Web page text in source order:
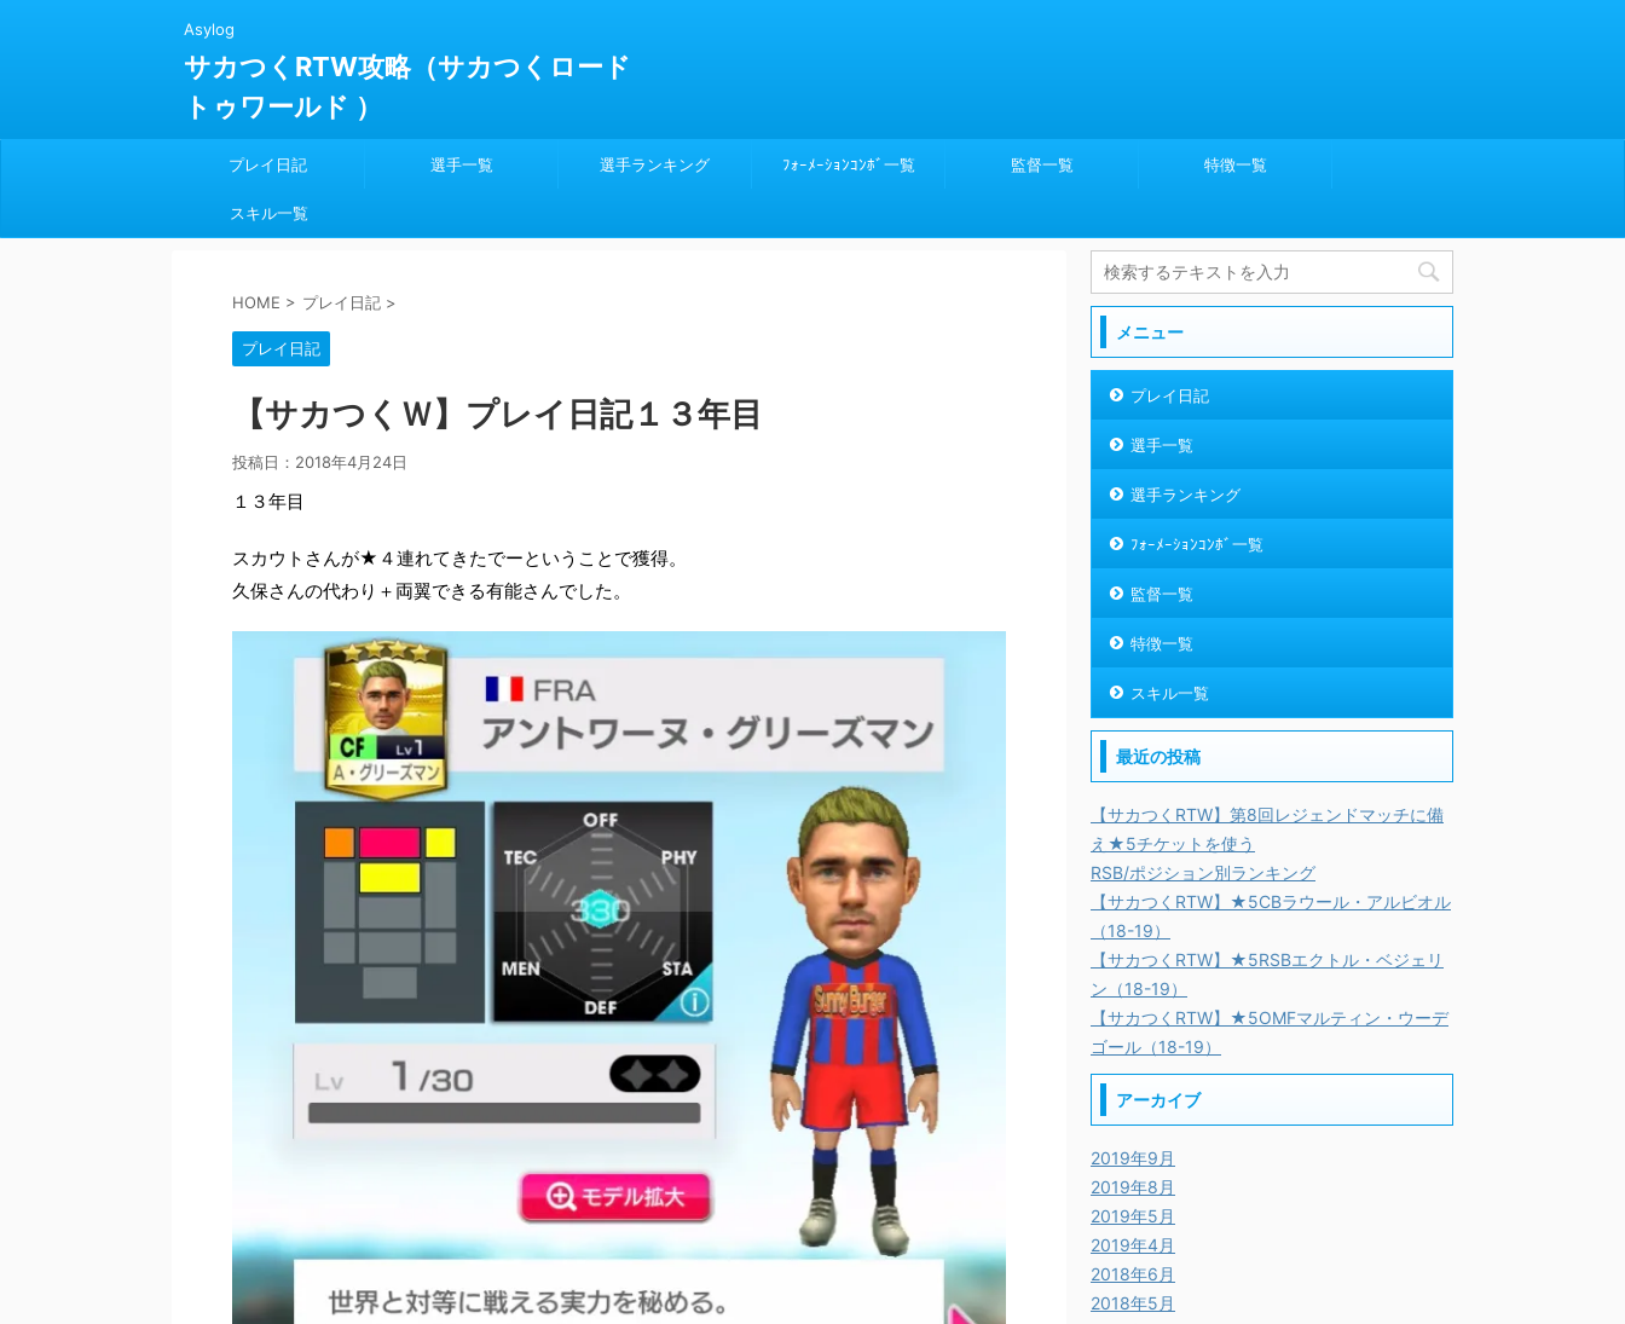
Asylog
サカつくRTW攻略（サカつくロード
トゥワールド ）
プレイ日記 選手一覧 選手ランキング ﾌｫｰﾒｰｼｮﾝｺﾝﾎﾞ一覧 監督一覧 特徴一覧
スキル一覧
HOME > プレイ日記 >
プレイ日記
【サカつくＷ】プレイ日記１３年目
投稿日： 2018年4月24日
１３年目
スカウトさんが★４連れてきたでーということで獲得。
久保さんの代わり＋両翼できる有能さんでした。
メニュー
プレイ日記
選手一覧
選手ランキング
ﾌｫｰﾒｰｼｮﾝｺﾝﾎﾞ一覧
監督一覧
特徴一覧
スキル一覧
最近の投稿
【サカつくRTW】第8回レジェンドマッチに備
え★5チケットを使う
RSB/ポジション別ランキング
【サカつくRTW】★5CBラウール・アルビオル
（18-19）
【サカつくRTW】★5RSBエクトル・ベジェリ
ン（18-19）
【サカつくRTW】★5OMFマルティン・ウーデ
ゴール（18-19）
アーカイブ
2019年9月
2019年8月
2019年5月
2019年4月
2018年6月
2018年5月